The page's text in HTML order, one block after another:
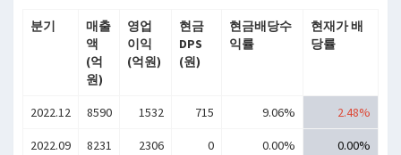
분기
매출
액
(억
원)
영업
이익
(억원)
현금
DPS
(원)
현금배당수
익률
현재가 배
당률
2022.12 8590 1532 715 9.06% 2.48%
2022.09 8231 2306 0 0.00% 0.00%